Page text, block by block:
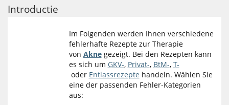
Introductie
Im Folgenden werden Ihnen verschiedene
fehlerhafte Rezepte zur Therapie
von Aknegezeigt. Bei den Rezepten kann
es sich um GKV-, Privat-, BtM-, T-
oder Entlassrezepte handeln. Wählen Sie
eine der passenden Fehler-Kategorien
aus: